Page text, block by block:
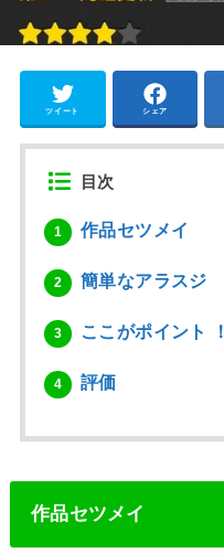
ツイート シェア
目次
1 作品セツメイ
2 簡単なアラスジ
3 ここがポイント ！
4 評価
作品セツメイ